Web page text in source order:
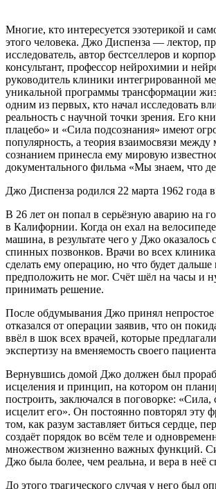
Многие, кто интересуется эзотерикой и
этого человека. Джо Диспенза — лектор,
исследователь, автор бестселлеров и
консультант, профессор нейрохимии и
руководитель клиники интегрированной
уникальной программы трансформации
одним из первых, кто начал исследовать
реальность с научной точки зрения. Его
плацебо» и «Сила подсознания» имеют
популярность, а теория взаимосвязи между
сознанием принесла ему мировую
документального фильма «Мы знаем, что
Джо Диспенза родился 22 марта 1962
В 26 лет он попал в серьёзную аварию на
в Калифорнии. Когда он ехал на
машина, в результате чего у Джо оказалось
спинных позвонков. Врачи во всех
сделать ему операцию, но что будет дальше
предположить не мог. Счёт шёл на часы и
принимать решение.
После обдумывания Джо принял
отказался от операции заявив, что он
ввёл в шок всех врачей, которые
экспертизу на вменяемость своего
Вернувшись домой Джо должен был
исцеления и принцип, на котором он
построить, заключался в поговорке: «Сила,
исцелит его». Он постоянно повторял эту
том, как разум заставляет биться сердце,
создаёт порядок во всём теле и
множеством жизненно важных функций.
Джо была более, чем реальна, и вера в неё
До этого трагического случая у него был